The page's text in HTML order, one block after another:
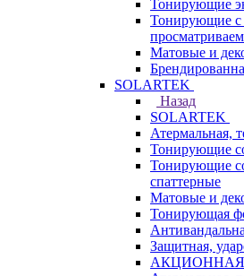
Тонирующие
Тонирующие с
Матовые и
SOLARTEK
Назад
SOLARTEK
Атермальная,
Тонирующие
Тонирующие
спаттерные
Матовые и
Тонирующая
Защитная,
АКЦИОННАЯ